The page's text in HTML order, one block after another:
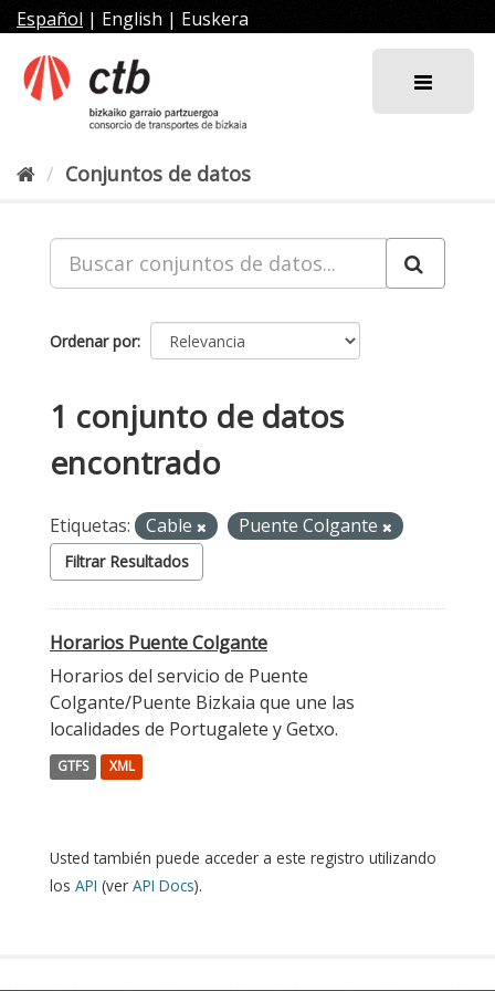
al
contenido
Español | English | Euskera
Conjuntos de datos
Ordenar por
1 conjunto de datos
encontrado
Etiquetas: Cable Puente Colgante
Filtrar Resultados
Horarios Puente Colgante
Horarios del servicio de Puente
Colgante/Puente Bizkaia que une las
localidades de Portugalete y Getxo.
GTFS XML
Usted también puede acceder a este registro utilizando
los API (ver API Docs).